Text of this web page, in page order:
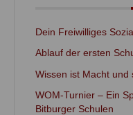
Dein Freiwilliges
Ablauf der ersten
Wissen ist Macht und
WOM-Turnier – Ein
Bitburger Schulen